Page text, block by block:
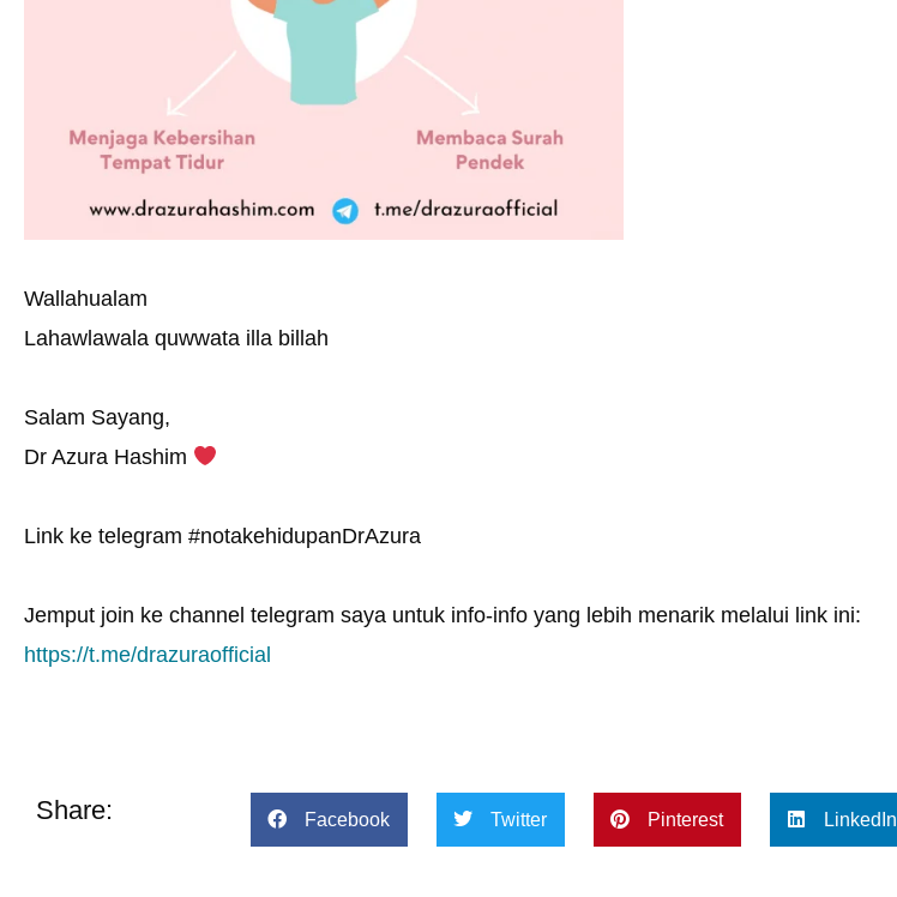
Wallahualam
Lahawlawala quwwata illa billah
Salam Sayang,
Dr Azura Hashim
Link ke telegram #notakehidupanDrAzura
Jemput join ke channel telegram saya untuk info-info yang lebih menarik melalui link ini:
https://t.me/drazuraofficial
Share: Facebook Twitter Pinterest LinkedIn